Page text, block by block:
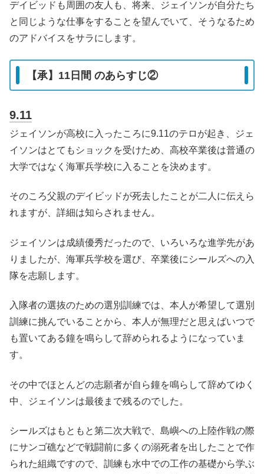
デイビッドも周囲の友人も、将来、ジェイソンが自分たち
と同じような仕事をすることを望んでいて、そうなるため
のアドバイスをサラにします。
【承】11日間 のあらすじ②
9.11
ジェイソンが高校に入ったころに9.11のテロが起き、ジェ
イソンはとてもショックを受けため、高校卒業後は普通の
大学ではなく海軍兵学校に入ることを決めます。
そのころ父親のデイビッドが死去したことが二人に伝えら
れますが、詳細は知らされません。
ジェイソンは成績優秀だったので、いろいろな進学先があ
りましたが、海軍兵学校を選び、卒業後にシールズへの入
隊を志願します。
入隊者の選抜のための選別訓練では、本人が希望して選別
訓練に挑んでいることから、本人が無理だと思えばいつで
も置いてある鐘を鳴らして辞められるようになっていま
す。
その中でほとんどの志願者が自ら鐘を鳴らして辞めてゆく
中、ジェイソンは最後まで残るのでした。
シールズはもともと第二次大戦で、島嶼への上陸作戦の際
にサンゴ礁などで戦闘前に多くの溺死者を出したことで作
られた組織ですので、訓練も水中での工作の基礎から学ぶ